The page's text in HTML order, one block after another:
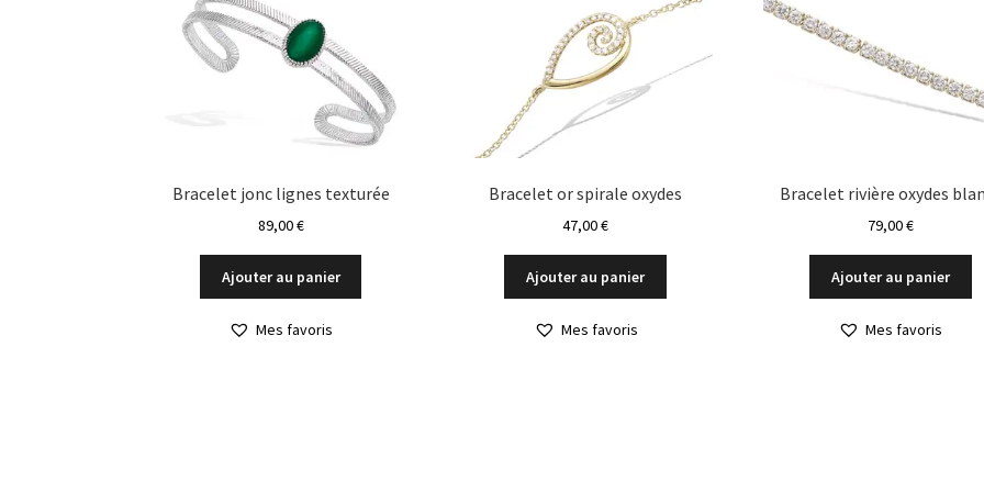
Bracelet jonc lignes texturée
89,00€
Ajouter au panier
Mes favoris
Bracelet or spirale oxydes
47,00€
Ajouter au panier
Mes favoris
Bracelet rivière oxydes
79,00€
Ajouter au panier
Mes favoris